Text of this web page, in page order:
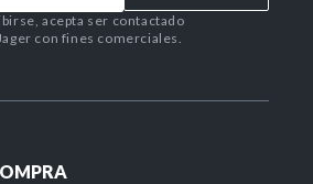
acepta ser contactado
con fines comerciales.